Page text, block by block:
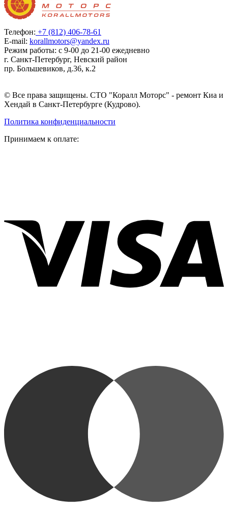
Телефон: +7 (812) 406-78-61
E-mail: korallmotors@yandex.ru
Режим работы: с 9-00 до 21-00 ежедневно
г. Санкт-Петербург, Невский район
пр. Большевиков, д.36, к.2
© Все права защищены. СТО "Коралл Моторс" - ремонт Киа и
Хендай в Санкт-Петербурге (Кудрово).
Политика конфиденциальности
Принимаем к оплате: